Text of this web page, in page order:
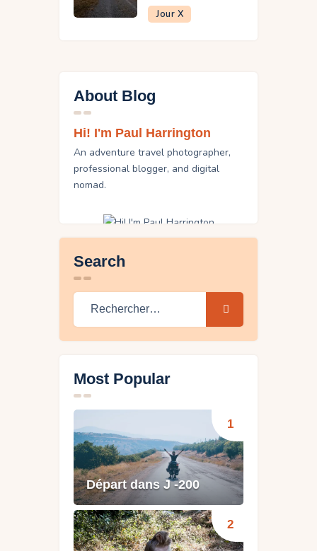
Jour X
About Blog
Hi! I'm Paul Harrington
An adventure travel photographer,
professional blogger, and digital
nomad.
Search
Most Popular
Départ dans J -200